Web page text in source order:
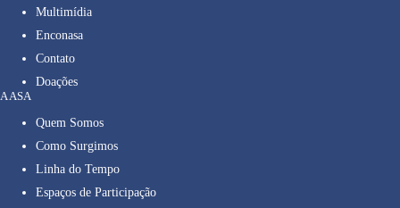
Multimídia
Enconasa
Contato
Doações
A ASA
Quem Somos
Como Surgimos
Linha do Tempo
Espaços de Participação